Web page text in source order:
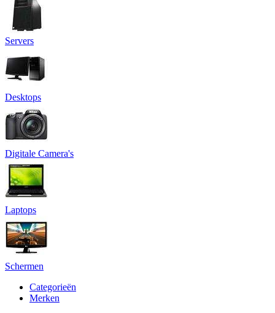
Servers
Desktops
Digitale Camera's
Laptops
Schermen
Categorieën
Merken